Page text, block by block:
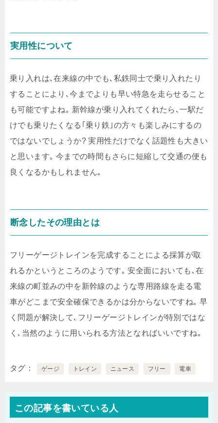
実用性について
乗り入れは､在来線の中でも､私鉄同士で乗り入れたり
することにより､今までよりも早い特急を走らせること
も可能ですよね｡ 新幹線が乗り入れてくれたら､一駅だ
けでも乗りたくなる｢乗り鉄｣の方々も楽しみにするの
ではないでしょうか? 実用性だけでなく話題性も大きい
と思います｡ 今までの時間もさらに短縮して交通の便も
良くなるかもしれません｡
断念したその理由とは
フリーゲージトレインを完成することによる採算が取
れるかというところのようです｡ 安全面においても､在
来線の町並みの中を新幹線のような専用路線を走る電
車がどこまで安全確保できるかは分からないですね｡ 早
く問題が解決して､フリーゲージトレインが特別ではな
く､当然のように用いられる方法となればいいですね｡
タグ ゲージ トレイン ニュース フリー 電車
この記事を書いている人